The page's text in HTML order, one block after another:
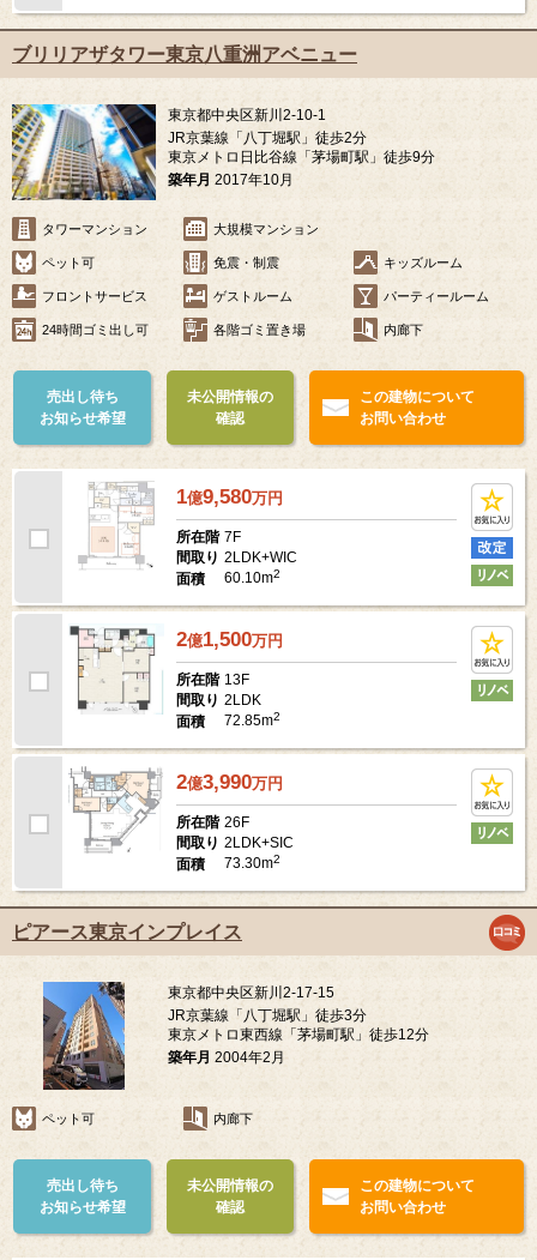
ブリリアザタワー東京八重洲アベニュー
東京都中央区新川2-10-1
JR京葉線「八丁堀駅」徒歩2分
東京メトロ日比谷線「茅場町駅」徒歩9分
築年月 2017年10月
タワーマンション 大規模マンション
ペット可 免震・制震 キッズルーム
フロントサービス ゲストルーム パーティールーム
24時間ゴミ出し可 各階ゴミ置き場 内廊下
売出し待ち
お知らせ希望
未公開情報の
確認
この建物について
お問い合わせ
1億9,580万円
所在階 7F
間取り 2LDK+WIC
面積
60.10m2
2億1,500万円
所在階 13F
間取り 2LDK
面積
72.85m2
2億3,990万円
所在階 26F
間取り 2LDK+SIC
面積
73.30m2
ピアース東京インプレイス
東京都中央区新川2-17-15
JR京葉線「八丁堀駅」徒歩3分
東京メトロ東西線「茅場町駅」徒歩12分
築年月 2004年2月
ペット可 内廊下
売出し待ち
お知らせ希望
未公開情報の
確認
この建物について
お問い合わせ